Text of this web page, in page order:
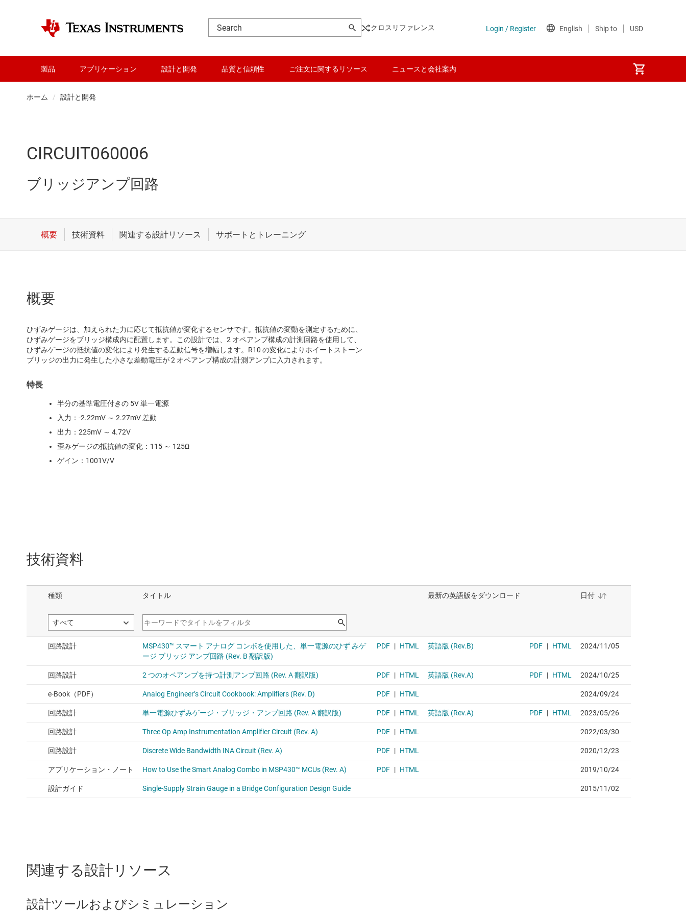
クロスリファレンス
製品 アプリケーション 設計と開発 品質と信頼性 ご注文に関するリソース ニュースと会社案内
ホーム 設計と開発
CIRCUIT060006
ブリッジアンプ回路
概要
ひずみゲージは、加えられた力に応じて抵抗値が変化するセンサです。抵抗値の変動を測定するために、
ひずみゲージをブリッジ構成内に配置します。この設計では、2 オペアンプ構成の計測回路を使用して、
ひずみゲージの抵抗値の変化により発生する差動信号を増幅します。R10 の変化によりホイートストーン
ブリッジの出力に発生した小さな差動電圧が 2 オペアンプ構成の計測アンプに入力されます。
特長
半分の基準電圧付きの 5V 単一電源
入力：-2.22mV ～ 2.27mV 差動
出力：225mV ～ 4.72V
歪みゲージの抵抗値の変化：115 ～ 125Ω
ゲイン：1001V/V
技術資料
関連する設計リソース
設計ツールおよびシミュレーション